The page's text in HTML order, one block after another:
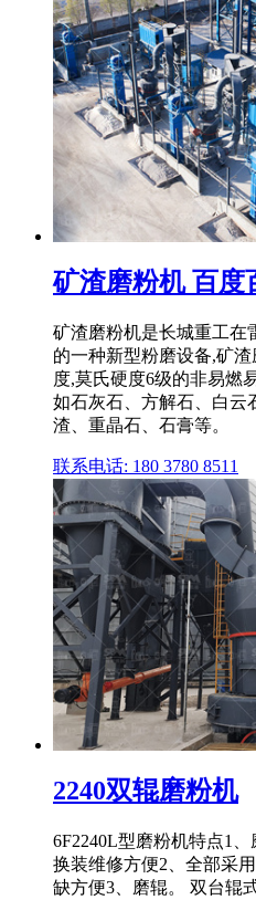
矿渣磨粉机 百度
矿渣磨粉机是长城重工在
的一种新型粉磨设备,矿
度,莫氏硬度6级的非易燃
如石灰石、方解石、白云
渣、重晶石、石膏等。
联系电话: 180 3780 8511
2240双辊磨粉机
6F2240L型磨粉机特点1
换装维修方便2、全部采
缺方便3、磨辊。 双台辊